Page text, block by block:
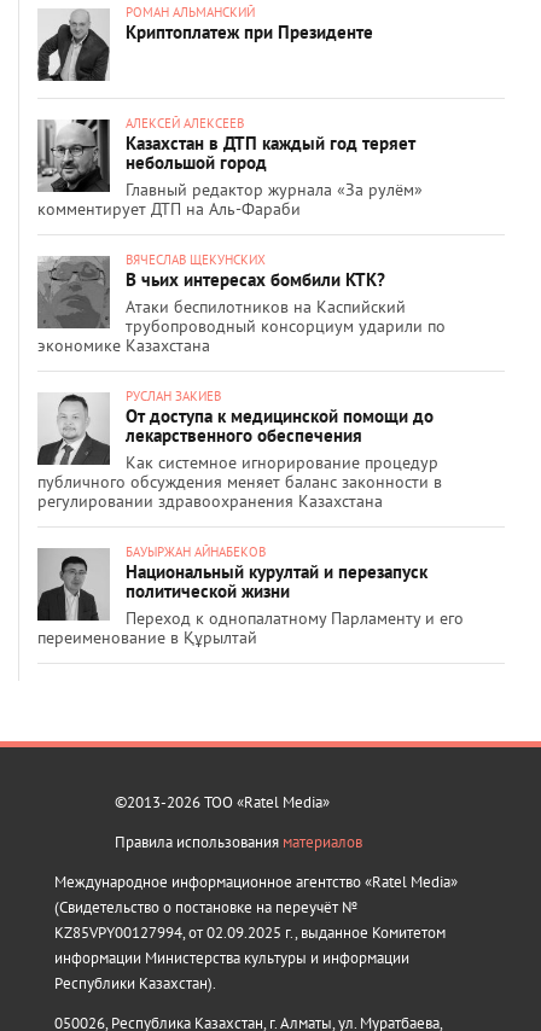
РОМАН АЛЬМАНСКИЙ
Криптоплатеж при Президенте
АЛЕКСЕЙ АЛЕКСЕЕВ
Казахстан в ДТП каждый год теряет
небольшой город
Главный редактор журнала «За рулём»
комментирует ДТП на Аль-Фараби
ВЯЧЕСЛАВ ЩЕКУНСКИХ
В чьих интересах бомбили КТК?
Атаки беспилотников на Каспийский
трубопроводный консорциум ударили по
экономике Казахстана
РУСЛАН ЗАКИЕВ
От доступа к медицинской помощи до
лекарственного обеспечения
Как системное игнорирование процедур
публичного обсуждения меняет баланс законности в
регулировании здравоохранения Казахстана
БАУЫРЖАН АЙНАБЕКОВ
Национальный курултай и перезапуск
политической жизни
Переход к однопалатному Парламенту и его
переименование в Құрылтай
©2013-2026 ТОО «Ratel Media»
Правила использования материалов
Международное информационное агентство «Ratel Media»
(Свидетельство о постановке на переучёт №
KZ85VPY00127994, от 02.09.2025 г., выданное Комитетом
информации Министерства культуры и информации
Республики Казахстан).
050026, Республика Казахстан, г. Алматы, ул. Муратбаева,